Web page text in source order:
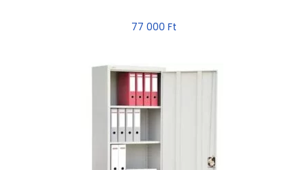
77 000 Ft